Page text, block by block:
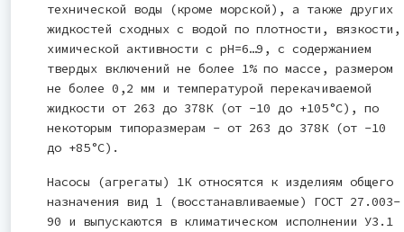
технической воды (кроме морской), а также других
жидкостей сходных с водой по плотности, вязкости,
химической активности с рН=6…9, с содержанием
твердых включений не более 1% по массе, размером
не более 0,2 мм и температурой перекачиваемой
жидкости от 263 до 378К (от -10 до +105°С), по
некоторым типоразмерам - от 263 до 378К (от -10
до +85°С).
Насосы (агрегаты) 1К относятся к изделиям общего
назначения вид 1 (восстанавливаемые) ГОСТ 27.003-
90 и выпускаются в климатическом исполнении У3.1